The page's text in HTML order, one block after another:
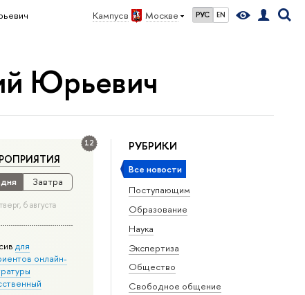
Кампус в Москве РУС EN
Юрьевич
РУБРИКИ
Все новости
Поступающим
Образование
Наука
Экспертиза
Общество
Свободное общение
12
Завтра
6 августа
для
онлайн-